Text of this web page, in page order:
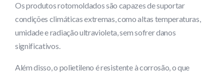
Os produtos rotomoldados são capazes de suportar
condições climáticas extremas, como altas temperaturas,
umidade e radiação ultravioleta, sem sofrer danos
significativos.
Além disso, o polietileno é resistente à corrosão, o que